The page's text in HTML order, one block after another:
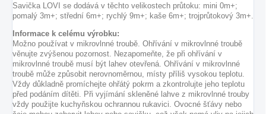
Savička LOVI se dodává v těchto velikostech průtoku: mini 0m+;
pomalý 3m+; střední 6m+; rychlý 9m+; kaše 6m+; trojprůtokový 3m+.
Informace k celému výrobku:
Možno používat v mikrovlnné troubě. Ohřívání v mikrovlnné troubě
věnujte zvýšenou pozornost. Nezapomeňte, že při ohřívání v
mikrovlnné troubě musí být lahev otevřená. Ohřívání v mikrovlnné
troubě může způsobit nerovnoměrnou, místy příliš vysokou teplotu.
Vždy důkladně promíchejte ohřátý pokrm a zkontrolujte jeho teplotu
před podáním dítěti. Při vyjímání skleněné lahve z mikrovlnné trouby
vždy použijte kuchyňskou ochrannou rukavici. Ovocné šťávy nebo